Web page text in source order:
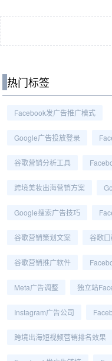
热门标签
Facebook发广告推广模式
Google广告投放登录
谷歌营销分析工具
跨境美妆出海营销方案
Google搜索广告技巧
谷歌营销策划文案 谷歌
谷歌营销推广软件
Meta广告调整 独立站
Instagram广告公司
跨境出海短视频营销排名效果